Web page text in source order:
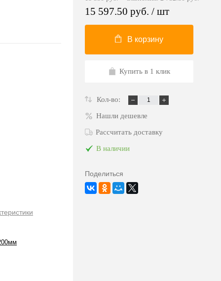
15 597.50 руб. / шт
В корзину
Купить в 1 клик
Кол-во:
Нашли дешевле
Рассчитать доставку
В наличии
Поделиться